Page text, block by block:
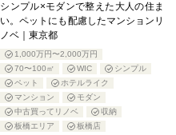
シンプル×モダンで整えた大人の住ま
い。ペットにも配慮したマンションリ
ノベ｜東京都
1,000万円〜2,000万円
70〜100㎡
WIC
シンプル
ペット
ホテルライク
マンション
モダン
中古買ってリノベ
収納
板橋エリア
板橋店